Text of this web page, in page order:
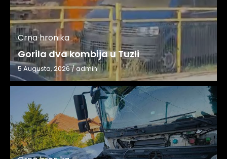
Crna hronika
Gorila dva kombija u Tuzli
5 Augusta, 2026/admin